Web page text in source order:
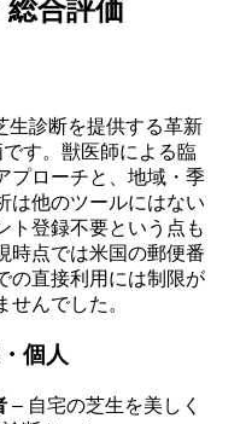
合評価
生診断を提供する革新
す。獣医師による臨
プローチと、地域・季
は他のツールにはない
ト登録不要という点も
時点では米国の郵便番
の直接利用には制限が
んでした。
個人
– 自宅の芝生を美しく